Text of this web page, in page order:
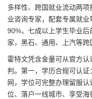
多样性、跨国就业流动两
业咨询专家，配套专属就
90%，七成以上学生毕业
家，黑石、通用、上汽等跨
霍特文凭含金量可从官方
判。第一，学历合规可认
网，学位可完整办理留服
位、落户一线城市、享受